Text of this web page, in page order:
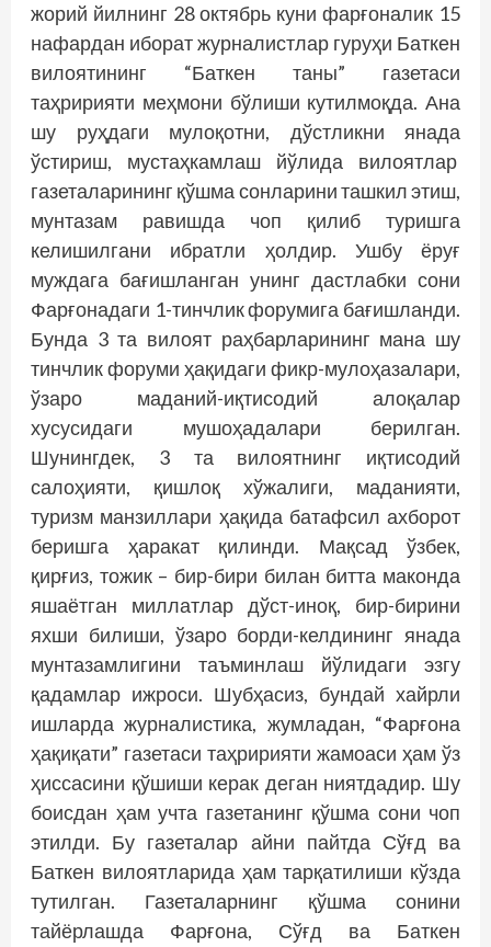
жорий йилнинг 28 октябрь куни фарғоналик 15
нафардан иборат журналистлар гуруҳи Баткен
вилоятининг “Баткен таны” газетаси
таҳририяти меҳмони бўлиши кутилмоқда. Ана
шу руҳдаги мулоқотни, дўстликни янада
ўстириш, мустаҳкамлаш йўлида вилоятлар
газеталарининг қўшма сонларини ташкил этиш,
мунтазам равишда чоп қилиб туришга
келишилгани ибратли ҳолдир. Ушбу ёруғ
муждага бағишланган унинг дастлабки сони
Фарғонадаги 1-тинчлик форумига бағишланди.
Бунда 3 та вилоят раҳбарларининг мана шу
тинчлик форуми ҳақидаги фикр-мулоҳазалари,
ўзаро маданий-иқтисодий алоқалар
хусусидаги мушоҳадалари берилган.
Шунингдек, 3 та вилоятнинг иқтисодий
салоҳияти, қишлоқ хўжалиги, маданияти,
туризм манзиллари ҳақида батафсил ахборот
беришга ҳаракат қилинди. Мақсад ўзбек,
қирғиз, тожик – бир-бири билан битта маконда
яшаётган миллатлар дўст-иноқ, бир-бирини
яхши билиши, ўзаро борди-келдининг янада
мунтазамлигини таъминлаш йўлидаги эзгу
қадамлар ижроси. Шубҳасиз, бундай хайрли
ишларда журналистика, жумладан, “Фарғона
ҳақиқати” газетаси таҳририяти жамоаси ҳам ўз
ҳиссасини қўшиши керак деган ниятдадир. Шу
боисдан ҳам учта газетанинг қўшма сони чоп
этилди. Бу газеталар айни пайтда Сўғд ва
Баткен вилоятларида ҳам тарқатилиши кўзда
тутилган. Газеталарнинг қўшма сонини
тайёрлашда Фарғона, Сўғд ва Баткен